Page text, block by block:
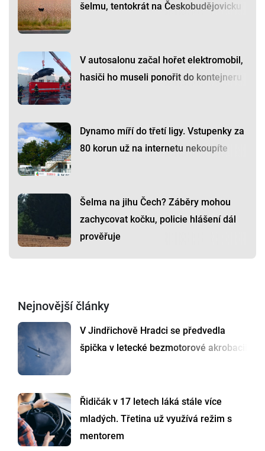
šelmu, tentokrát na Českobudějovicku
V autosalonu začal hořet elektromobil,
hasiči ho museli ponořit do kontejneru
Dynamo míří do třetí ligy. Vstupenky za
80 korun už na internetu nekoupíte
Šelma na jihu Čech? Záběry mohou
zachycovat kočku, policie hlášení dál
prověřuje
Nejnovější články
V Jindřichově Hradci se předvedla
špička v letecké bezmotorové akrobacii
Řidičák v 17 letech láká stále více
mladých. Třetina už využívá režim s
mentorem